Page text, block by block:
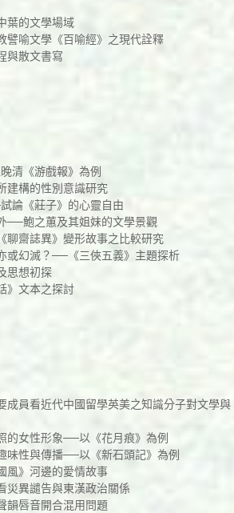
葉的文學場域
譬喻文學《百喻經》之現代詮釋
與散文書寫
清《游戲報》為例
建構的性別意識研究
論《莊子》的心靈自由
──鮑之蕙及其姐妹的文學景觀
聊齋誌異》變形故事之比較研究
或幻滅？──《三俠五義》主題探析
思想初探
》文本之探討
成員看近代中國留學英美之知識分子對文學與
的女性形象──以《花月痕》為例
味性與傳播──以《新石頭記》為例
風》河邊的愛情故事
災異譴告與東漢政治關係
韻唇音開合混用問題